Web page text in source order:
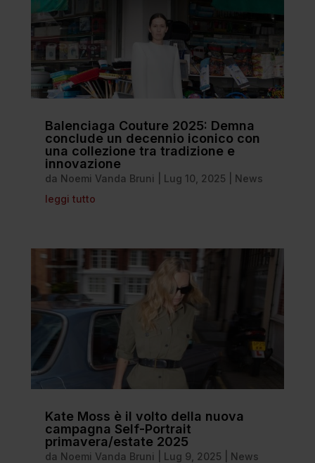
Balenciaga Couture 2025: Demna
conclude un decennio iconico con
una collezione tra tradizione e
innovazione
da Noemi Vanda Bruni Lug 10, 2025
News
leggi tutto
Kate Moss è il volto della nuova
campagna Self-Portrait
primavera/estate 2025
da Noemi Vanda Bruni Lug 9, 2025
News